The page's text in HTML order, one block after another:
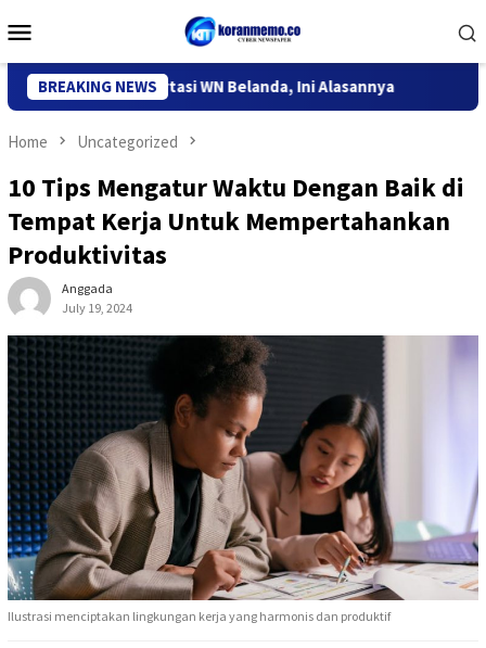
to
Menu
BREAKING NEWS
Deportasi WN Belanda, Ini Alasannya 9 Desa di 6
Home Uncategorized
10 Tips Mengatur Waktu Dengan Baik di
Tempat Kerja Untuk Mempertahankan
Produktivitas
Anggada
July 19, 2024
Ilustrasi menciptakan lingkungan kerja yang harmonis dan produktif